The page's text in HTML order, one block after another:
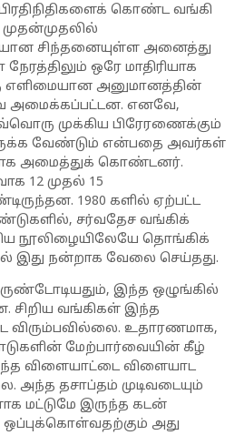
கொண்ட வங்கி
சிந்தனையுள்ள அனைத்து
ஒரே மாதிரியாக
எளிமையான அனுமானத்தின்
அமைக்கப்பட்டன. எனவே,
முக்கிய பிரேரணைக்கும்
வேண்டும் என்பதை அவர்கள்
அமைத்துக் கொண்டனர்.
12 முதல் 15
1980 களில் ஏற்பட்ட
சர்வதேச வங்கிக்
நூலிழையிலேயே தொங்கிக்
இது நன்றாக வேலை செய்தது.
இந்த ஒழுங்கில்
சிறிய வங்கிகள் இந்த
விரும்பவில்லை. உதாரணமாக,
மேற்பார்வையின் கீழ்
விளையாட்டை விளையாட
அந்த தசாப்தம் முடிவடையும்
மட்டுமே இருந்த கடன்
ஒப்புக்கொள்வதற்கும் அது